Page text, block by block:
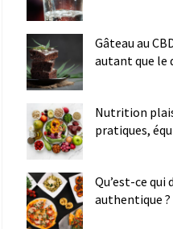
Gâteau au
autant que le
Nutrition
pratiques,
Qu’est-ce
authentique ?